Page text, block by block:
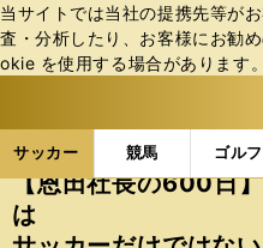
当サイトでは当社の提携先等が
査・分析したり、お客様にお勧
okie を使⽤する場合があります
サッカー 競馬 ゴルフ
ス
ポ
ル
テ
サッカーの記事一覧
【恩田社長の600日
は